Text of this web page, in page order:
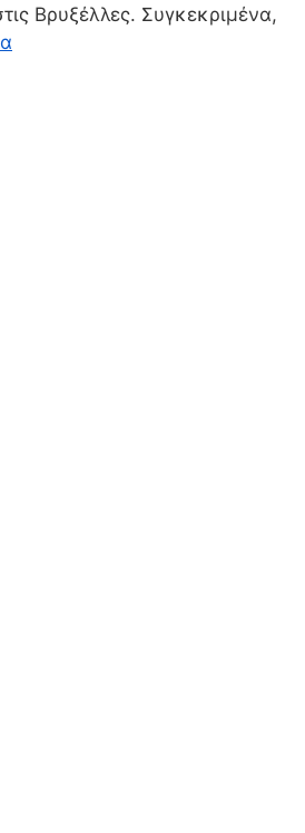
Βρυξέλλες. Συγκεκριμένα,